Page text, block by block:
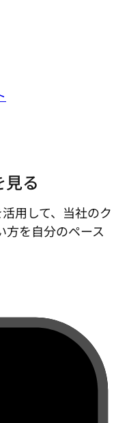
る
用して、当社のク
方を自分のペース